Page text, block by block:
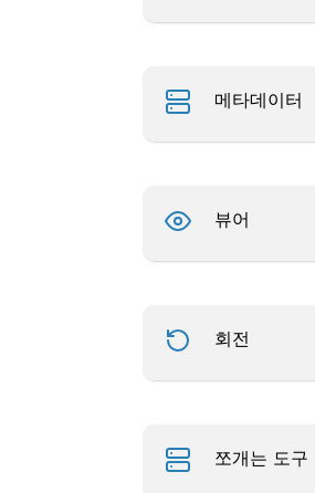
메타데이터
뷰어
회전
쪼개는 도구